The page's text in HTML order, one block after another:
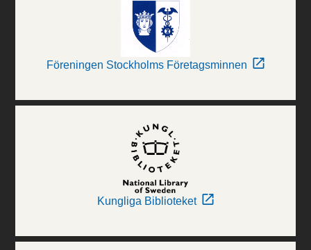
Föreningen Stockholms Företagsminnen
Kungliga Biblioteket